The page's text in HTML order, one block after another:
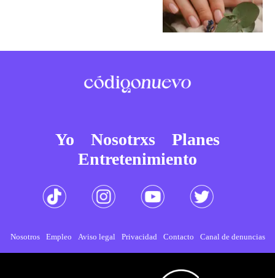
Yo Nosotrxs
Planes
Entretenimiento
Nosotros Empleo Aviso legal Privacidad Contacto Canal de denuncias